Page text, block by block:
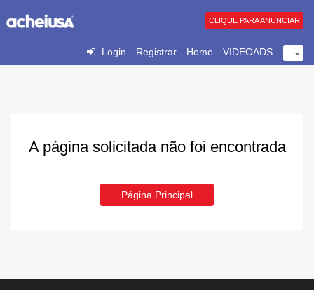
Login Registrar Home VIDEOADS
CLIQUE PARA ANUNCIAR
A página solicitada não foi encontrada
Página Principal